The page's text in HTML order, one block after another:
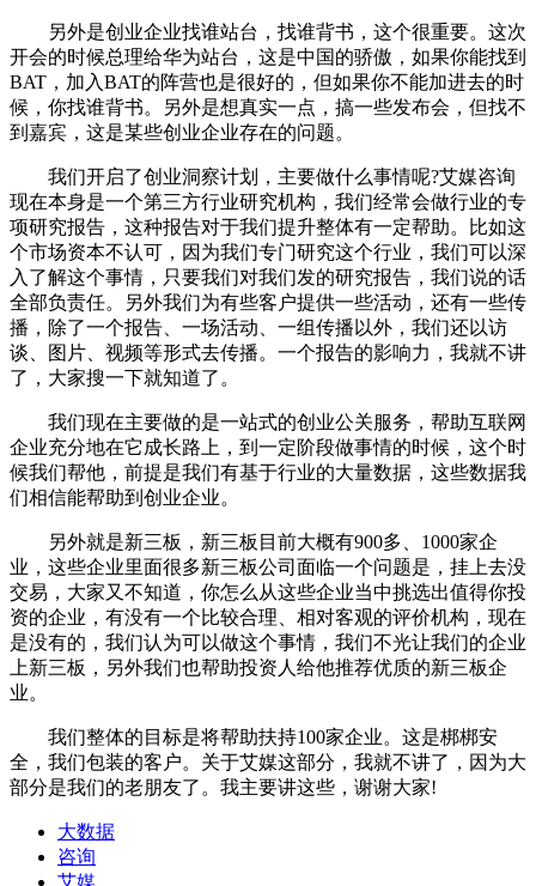
另外是创业企业找谁站台，找谁背书，这个很重要。这次
开会的时候总理给华为站台，这是中国的骄傲，如果你能找到
BAT，加入BAT的阵营也是很好的，但如果你不能加进去的时
候，你找谁背书。另外是想真实一点，搞一些发布会，但找不
到嘉宾，这是某些创业企业存在的问题。
我们开启了创业洞察计划，主要做什么事情呢?艾媒咨询
现在本身是一个第三方行业研究机构，我们经常会做行业的专
项研究报告，这种报告对于我们提升整体有一定帮助。比如这
个市场资本不认可，因为我们专门研究这个行业，我们可以深
入了解这个事情，只要我们对我们发的研究报告，我们说的话
全部负责任。另外我们为有些客户提供一些活动，还有一些传
播，除了一个报告、一场活动、一组传播以外，我们还以访
谈、图片、视频等形式去传播。一个报告的影响力，我就不讲
了，大家搜一下就知道了。
我们现在主要做的是一站式的创业公关服务，帮助互联网
企业充分地在它成长路上，到一定阶段做事情的时候，这个时
候我们帮他，前提是我们有基于行业的大量数据，这些数据我
们相信能帮助到创业企业。
另外就是新三板，新三板目前大概有900多、1000家企
业，这些企业里面很多新三板公司面临一个问题是，挂上去没
交易，大家又不知道，你怎么从这些企业当中挑选出值得你投
资的企业，有没有一个比较合理、相对客观的评价机构，现在
是没有的，我们认为可以做这个事情，我们不光让我们的企业
上新三板，另外我们也帮助投资人给他推荐优质的新三板企
业。
我们整体的目标是将帮助扶持100家企业。这是梆梆安
全，我们包装的客户。关于艾媒这部分，我就不讲了，因为大
部分是我们的老朋友了。我主要讲这些，谢谢大家!
大数据
咨询